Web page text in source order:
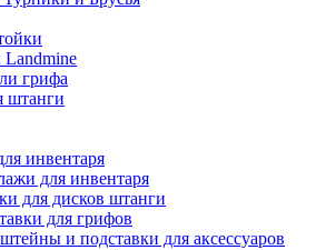
грифа
штанги
инвентаря
для инвентаря
для дисков штанги
для грифов
и подставки для аксессуаров